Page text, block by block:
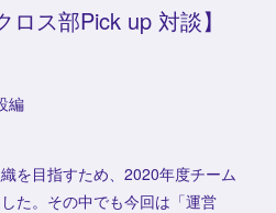
ロス部Pick up 対談】
編
を目指すため、2020年度チーム
た。その中でも今回は「運営